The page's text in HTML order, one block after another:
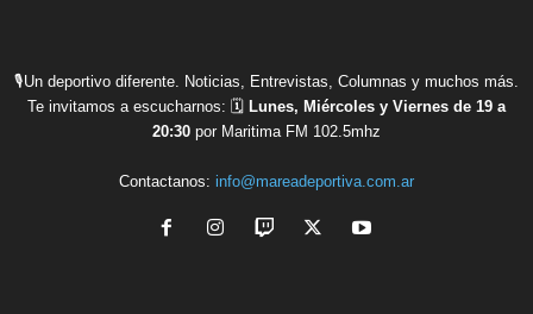
🎙Un deportivo diferente. Noticias, Entrevistas, Columnas y muchos más.
Te invitamos a escucharnos: 🗓 Lunes, Miércoles y Viernes de 19 a
20:30 por Maritima FM 102.5mhz
Contactanos: info@mareadeportiva.com.ar